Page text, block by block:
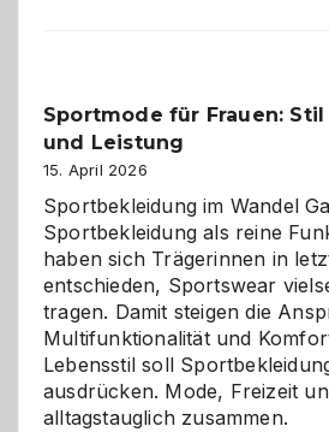
gegen
Chaos
Sportmode für Frauen:
und Leistung
15. April 2026
Sportbekleidung im Wandel
Sportbekleidung als reine
haben sich Trägerinnen in
entschieden, Sportswear
tragen. Damit steigen die
Multifunktionalität und
Lebensstil soll
ausdrücken. Mode, Freizeit
alltagstauglich zusammen.